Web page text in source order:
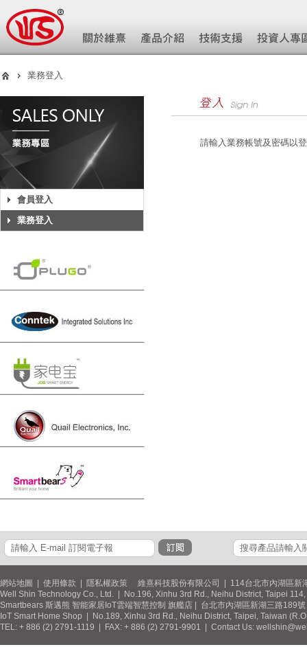
業務登入
會員登入
業務登入
請輸入業務帳號及密碼以
網站地圖 使用條款 隱私權政策 維熹科技股份有限公司 | 114台北市內湖區新
Well Shin Technology Co., Ltd. | No.196, Xinhu 3rd Rd., Neihu District, Taipei
Smartbears 斯邁熊 智能家居IoT雲端智慧控制 旗艦店 | 台北市內湖區新湖三路189
IoT Smart Home Shop | No.189, Xinhu 3rd Rd., Neihu District, Taipei, Taiwan
TEL: + 886 (2) 2791-1119 | FAX: + 886 (2) 2791-9901 | Contact Us: